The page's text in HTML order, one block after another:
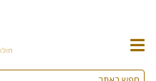
תפריט
האתר